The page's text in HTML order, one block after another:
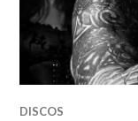
DISCOS